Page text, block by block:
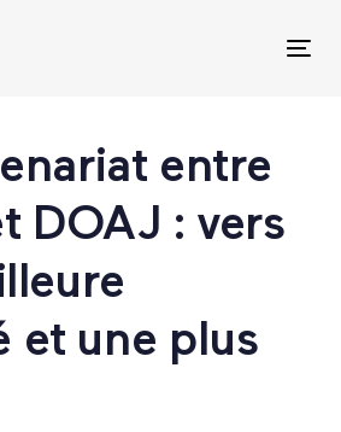
entre
DOAJ : vers
et une plus